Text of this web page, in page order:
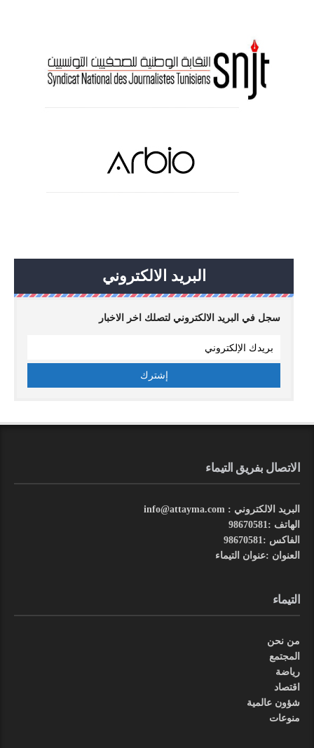
البريد الالكتروني
سجل في البريد الالكتروني لتصلك اخر الاخبار
الاتصال بفريق التيماء
البريد الالكتروني : info@attayma.com
الهاتف :98670581
الفاكس :98670581
العنوان :عنوان التيماء
التيماء
من نحن
المجتمع
رياضة
اقتصاد
شؤون عالمية
منوعات